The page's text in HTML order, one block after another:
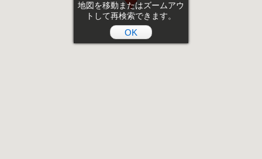
地図を移動またはズームアウ
トして再検索できます。
OK